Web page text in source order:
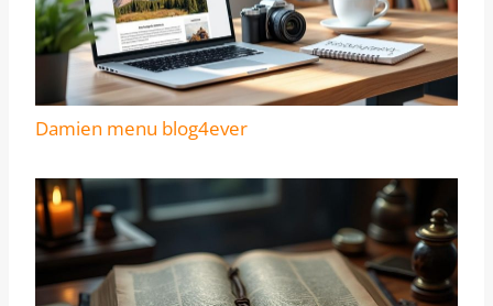
Damien menu blog4ever